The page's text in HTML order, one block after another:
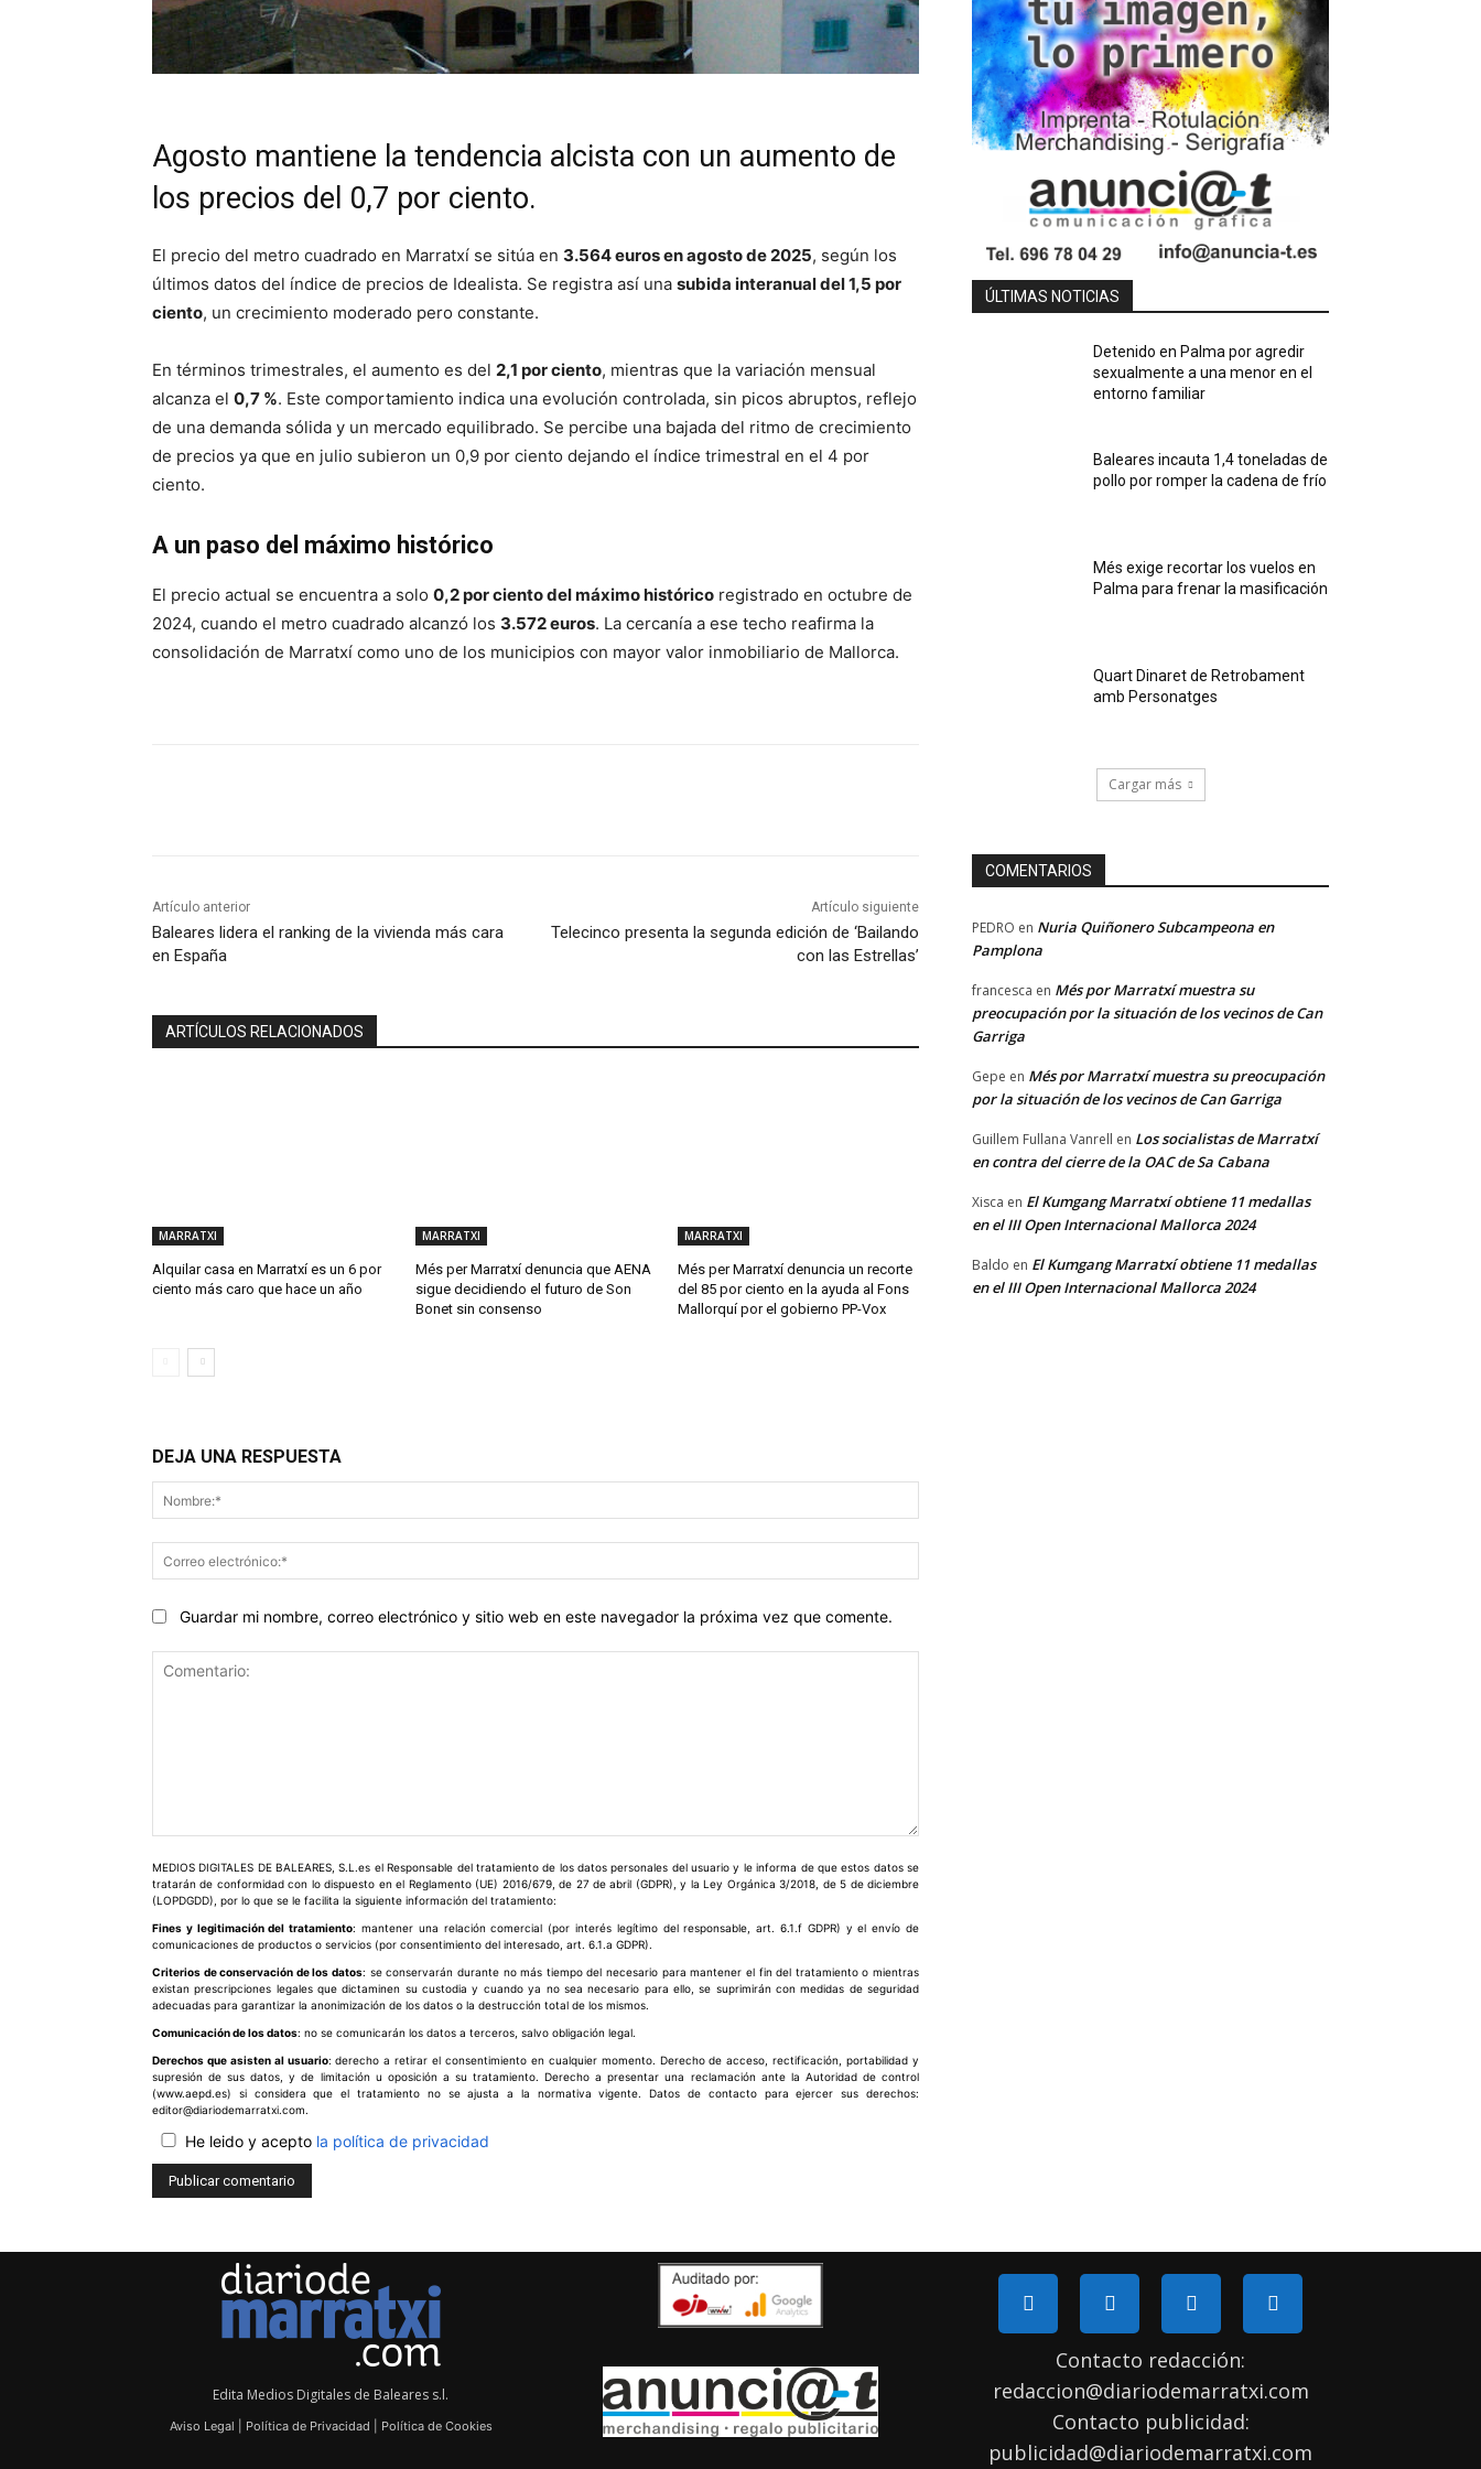
Agosto mantiene la tendencia alcista con un aumento de
los precios del 0,7 por ciento.
El precio del metro cuadrado en Marratxí se sitúa en 3.564 euros en agosto de 2025, según los
últimos datos del índice de precios de Idealista. Se registra así una subida interanual del 1,5 por
ciento, un crecimiento moderado pero constante.
En términos trimestrales, el aumento es del 2,1 por ciento, mientras que la variación mensual
alcanza el 0,7 %. Este comportamiento indica una evolución controlada, sin picos abruptos, reflejo
de una demanda sólida y un mercado equilibrado. Se percibe una bajada del ritmo de crecimiento
de precios ya que en julio subieron un 0,9 por ciento dejando el índice trimestral en el 4 por
ciento.
A un paso del máximo histórico
El precio actual se encuentra a solo 0,2 por ciento del máximo histórico registrado en octubre de
2024, cuando el metro cuadrado alcanzó los 3.572 euros. La cercanía a ese techo reafirma la
consolidación de Marratxí como uno de los municipios con mayor valor inmobiliario de Mallorca.
Artículo anterior
Baleares lidera el ranking de la vivienda más cara
en España
Artículo siguiente
Telecinco presenta la segunda edición de ‘Bailando
con las Estrellas’
ARTÍCULOS RELACIONADOS
MARRATXI
Alquilar casa en Marratxí es un 6 por
ciento más caro que hace un año
MARRATXI
Més per Marratxí denuncia que AENA
sigue decidiendo el futuro de Son
Bonet sin consenso
MARRATXI
Més per Marratxí denuncia un recorte
del 85 por ciento en la ayuda al Fons
Mallorquí por el gobierno PP-Vox
DEJA UNA RESPUESTA
electrónico:*
Guardar mi nombre, correo electrónico y sitio web en este navegador la próxima vez que comente.
MEDIOS DIGITALES DE BALEARES, S.L.es el Responsable del tratamiento de los datos personales del usuario y le informa de que estos datos se
tratarán de conformidad con lo dispuesto en el Reglamento (UE) 2016/679, de 27 de abril (GDPR), y la Ley Orgánica 3/2018, de 5 de diciembre
(LOPDGDD), por lo que se le facilita la siguiente información del tratamiento:
Fines y legitimación del tratamiento: mantener una relación comercial (por interés legítimo del responsable, art. 6.1.f GDPR) y el envío de
comunicaciones de productos o servicios (por consentimiento del interesado, art. 6.1.a GDPR).
Criterios de conservación de los datos: se conservarán durante no más tiempo del necesario para mantener el fin del tratamiento o mientras
existan prescripciones legales que dictaminen su custodia y cuando ya no sea necesario para ello, se suprimirán con medidas de seguridad
adecuadas para garantizar la anonimización de los datos o la destrucción total de los mismos.
Comunicación de los datos: no se comunicarán los datos a terceros, salvo obligación legal.
Derechos que asisten al usuario: derecho a retirar el consentimiento en cualquier momento. Derecho de acceso, rectificación, portabilidad y
supresión de sus datos, y de limitación u oposición a su tratamiento. Derecho a presentar una reclamación ante la Autoridad de control
(www.aepd.es) si considera que el tratamiento no se ajusta a la normativa vigente. Datos de contacto para ejercer sus derechos:
editor@diariodemarratxi.com.
He leido y acepto la política de privacidad
ÚLTIMAS NOTICIAS
Detenido en Palma por agredir
sexualmente a una menor en el
entorno familiar
Baleares incauta 1,4 toneladas de
pollo por romper la cadena de frío
Més exige recortar los vuelos en
Palma para frenar la masificación
Quart Dinaret de Retrobament
amb Personatges
Cargar más
COMENTARIOS
PEDRO en Nuria Quiñonero Subcampeona en
Pamplona
francesca en Més por Marratxí muestra su
preocupación por la situación de los vecinos de Can
Garriga
Gepe en Més por Marratxí muestra su preocupación
por la situación de los vecinos de Can Garriga
Guillem Fullana Vanrell en Los socialistas de Marratxí
en contra del cierre de la OAC de Sa Cabana
Xisca en El Kumgang Marratxí obtiene 11 medallas
en el III Open Internacional Mallorca 2024
Baldo en El Kumgang Marratxí obtiene 11 medallas
en el III Open Internacional Mallorca 2024
Edita Medios Digitales de Baleares s.l.
Aviso Legal Política de Privacidad Política de Cookies
Contacto redacción:
redaccion@diariodemarratxi.com
Contacto publicidad:
publicidad@diariodemarratxi.com